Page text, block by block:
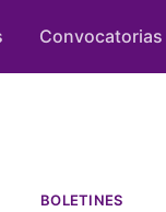
Convocatorias
BOLETINES